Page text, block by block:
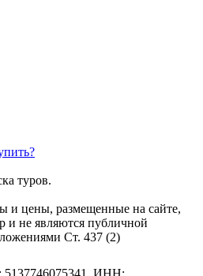
туров.
и цены, размещенные на сайте,
и не являются публичной
Ст. 437 (2)
ИНН: